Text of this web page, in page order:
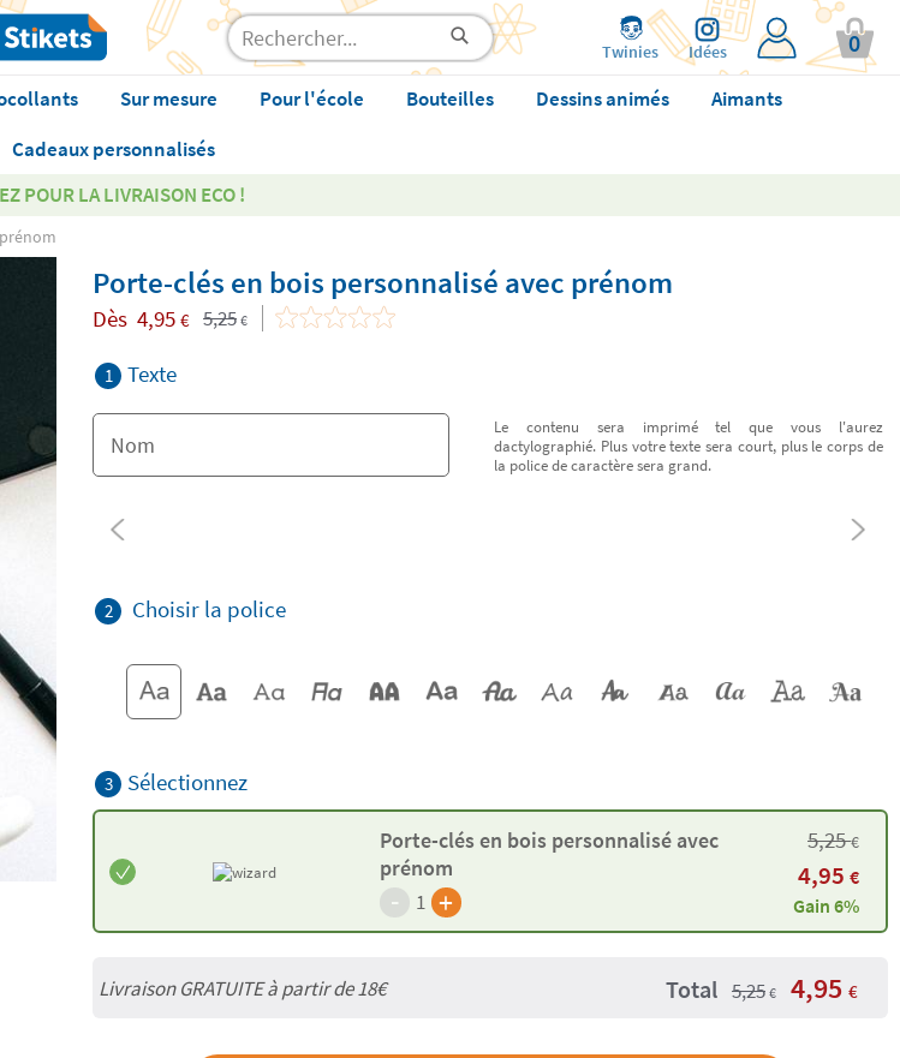
Twinies Idées 0
Sur mesure Pour l'école Bouteilles Dessins animés
Aimants
Cadeaux personnalisés
POUR LA LIVRAISON ECO !
Porte-clés en bois personnalisé avec prénom
Dès 4,95 € 5,25 €
1 Texte
Le contenu sera imprimé tel que vous l'aurez
dactylographié. Plus votre texte sera court, plus le corps de
la police de caractère sera grand.
2 Choisir la police
3 Sélectionnez
Porte-clés en bois personnalisé avec
prénom
- 1 +
5,25€
4,95 €
Gain 6%
Livraison GRATUITE à partir de18€ Total 5,25 € 4,95 €